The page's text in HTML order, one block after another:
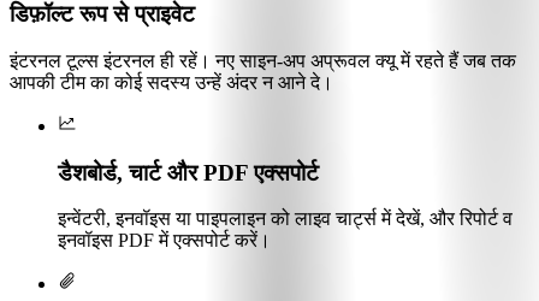
डिफ़ॉल्ट रूप से प्राइवेट
इंटरनल टूल्स इंटरनल ही रहें। नए साइन-अप अप्रूवल क्यू में रहते हैं जब तक
आपकी टीम का कोई सदस्य उन्हें अंदर न आने दे।
डैशबोर्ड, चार्ट और PDF एक्सपोर्ट
इन्वेंटरी, इनवॉइस या पाइपलाइन को लाइव चार्ट्स में देखें, और रिपोर्ट व
इनवॉइस PDF में एक्सपोर्ट करें।